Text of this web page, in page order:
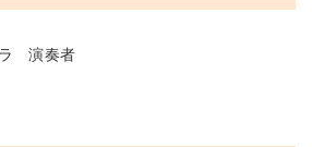
ラ 演奏者